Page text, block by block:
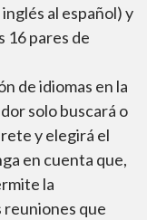
al español) y
16 pares de
de idiomas en la
solo buscará o
y elegirá el
en cuenta que,
la
que